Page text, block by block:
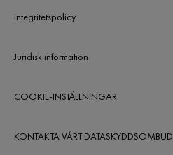
Integritetspolicy
Juridisk information
COOKIE-INSTÄLLNINGAR
KONTAKTA VÅRT DATASKYDDSOMBUD